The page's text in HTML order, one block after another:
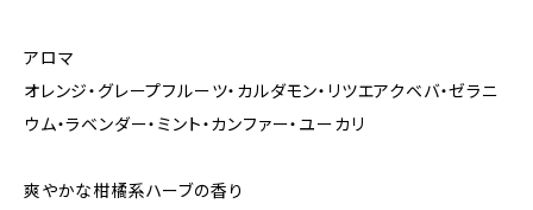
アロマ
オレンジ・グレープフルーツ・カルダモン・リツエアクベバ・ゼラニ
ウム・ラベンダー・ミント・カンファー・ユーカリ
爽やかな柑橘系ハーブの香り